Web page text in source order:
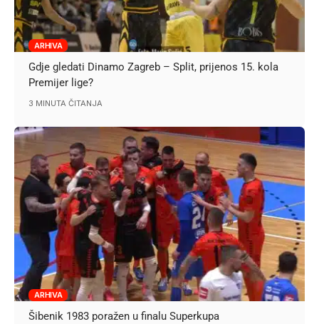
ARHIVA
Gdje gledati Dinamo Zagreb – Split, prijenos 15. kola
Premijer lige?
3 MINUTA ČITANJA
ARHIVA
Šibenik 1983 poražen u finalu Superkupa